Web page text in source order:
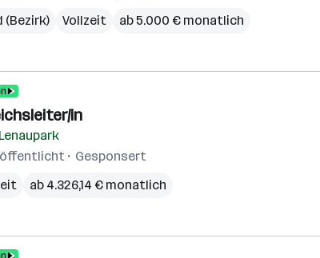
(Bezirk)
Vollzeit ab 5.000 € monatlich
in
Gesponsert
ab 4.326,14 € monatlich